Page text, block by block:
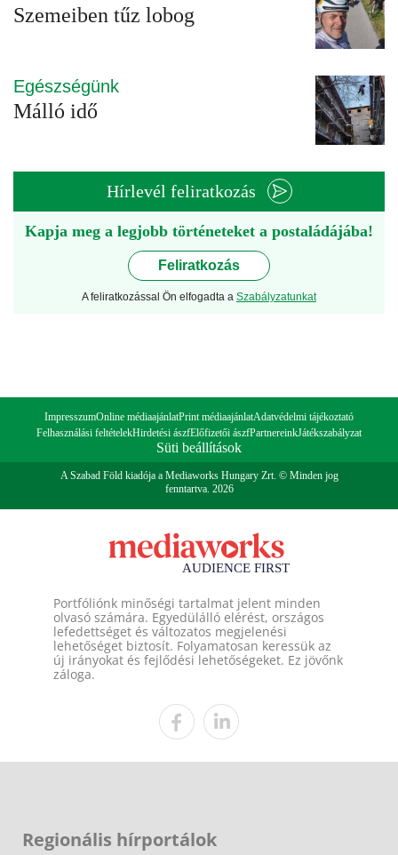
Szemeiben tűz lobog
Egészségünk
Málló idő
Hírlevél feliratkozás
Kapja meg a legjobb történeteket a postaládájába!
Feliratkozás
A feliratkozással Ön elfogadta a Szabályzatunkat
ImpresszumOnline médiaajánlatPrint médiaajánlatAdatvédelmi tájékoztató
Felhasználási feltételekHirdetési ászfElőfizetői ászfPartnereinkJátékszabályzat
Süti beállítások
A Szabad Föld kiadója a Mediaworks Hungary Zrt. © Minden jog
fenntartva. 2026
Portfóliónk minőségi tartalmat jelent minden
olvasó számára. Egyedülálló elérést, országos
lefedettséget és változatos megjelenési
lehetőséget biztosít. Folyamatosan keressük az
új irányokat és fejlődési lehetőségeket. Ez jövőnk
záloga.
Regionális hírportálok